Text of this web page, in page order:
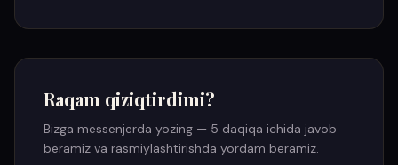
Raqam qiziqtirdimi?
Bizga messenjerda yozing — 5 daqiqa ichida javob
beramiz va rasmiylashtirishda yordam beramiz.